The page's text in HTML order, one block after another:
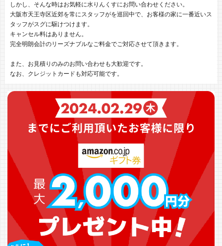
しかし、そんな時はお気軽に水りんくすにお問い合わせください。
大阪市天王寺区近郊を常にスタッフがを巡回中で、お客様の家に一番近いス
タッフがスグに駆けつけます。
キャンセル料はありません。
完全明朗会計のリーズナブルなご料金でご対応させて頂きます。
また、お見積りのみのお問い合わせも大歓迎です。
なお、クレジットカードも対応可能です。